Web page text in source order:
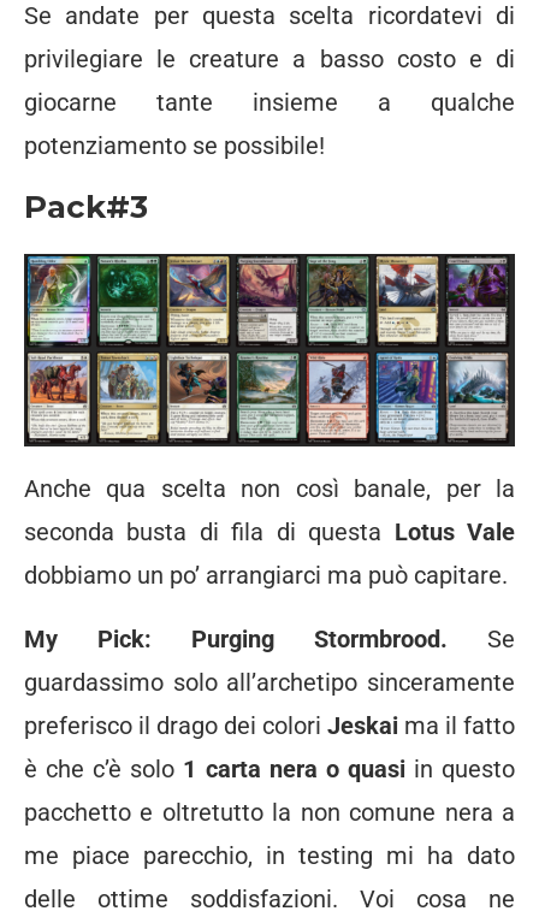
Se andate per questa scelta ricordatevi di
privilegiare le creature a basso costo e di
giocarne tante insieme a qualche
potenziamento se possibile!
Pack#3
Anche qua scelta non così banale, per la
seconda busta di fila di questa Lotus Vale
dobbiamo un po’ arrangiarci ma può capitare.
My Pick: Purging Stormbrood. Se
guardassimo solo all’archetipo sinceramente
preferisco il drago dei colori Jeskai ma il fatto
è che c’è solo 1 carta nera o quasiin questo
pacchetto e oltretutto la non comune nera a
me piace parecchio, in testing mi ha dato
delle ottime soddisfazioni. Voi cosa ne